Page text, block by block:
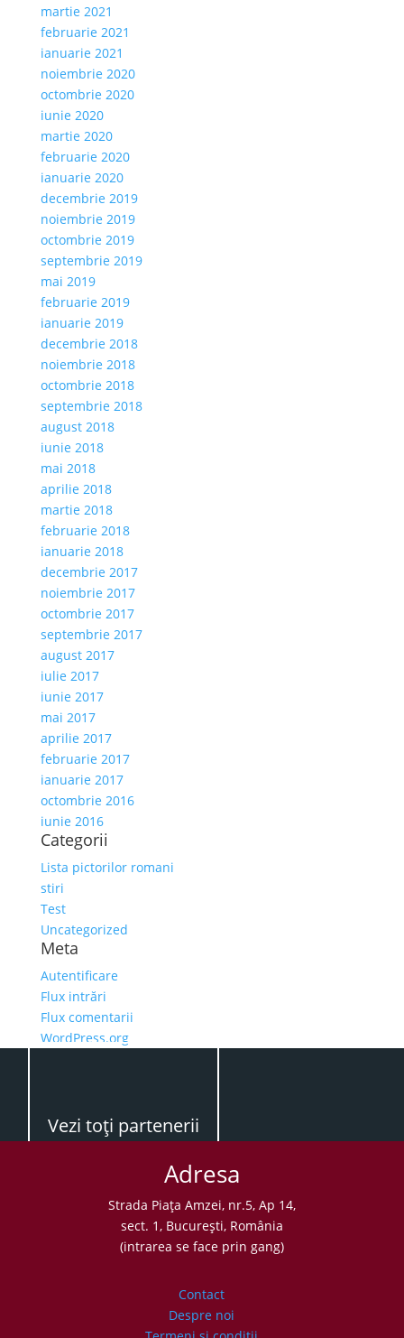
martie 2021
februarie 2021
ianuarie 2021
noiembrie 2020
octombrie 2020
iunie 2020
martie 2020
februarie 2020
ianuarie 2020
decembrie 2019
noiembrie 2019
octombrie 2019
septembrie 2019
mai 2019
februarie 2019
ianuarie 2019
decembrie 2018
noiembrie 2018
octombrie 2018
septembrie 2018
august 2018
iunie 2018
mai 2018
aprilie 2018
martie 2018
februarie 2018
ianuarie 2018
decembrie 2017
noiembrie 2017
octombrie 2017
septembrie 2017
august 2017
iulie 2017
iunie 2017
mai 2017
aprilie 2017
februarie 2017
ianuarie 2017
octombrie 2016
iunie 2016
Categorii
Lista pictorilor romani
stiri
Test
Uncategorized
Meta
Autentificare
Flux intrări
Flux comentarii
WordPress.org
Vezi toţi partenerii
Adresa
Strada Piaţa Amzei, nr.5, Ap 14,
sect. 1, Bucureşti, România
(intrarea se face prin gang)
Contact
Despre noi